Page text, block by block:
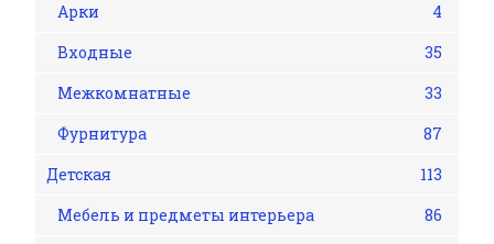
Арки
4
Входные
35
Межкомнатные
33
Фурнитура
87
Детская
113
Мебель и предметы интерьера
86